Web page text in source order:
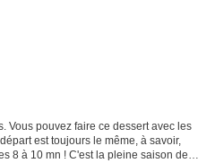
Vous pouvez faire ce dessert avec les
est toujours le même, à savoir,
8 à 10 mn ! C'est la pleine saison des